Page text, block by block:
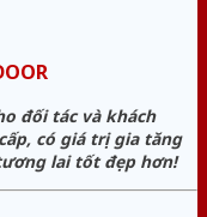
đối tác và khách
có giá trị gia tăng
lai tốt đẹp hơn!